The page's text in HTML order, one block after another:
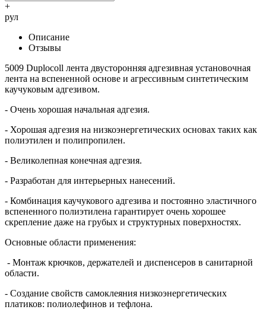
+
рул
Описание
Отзывы
5009 Duplocoll лента двусторонняя адгезивная установочная
лента на вспененной основе и агрессивным синтетическим
каучуковым адгезивом.
- Очень хорошая начальная адгезия.
- Хорошая адгезия на низкоэнергетических основах таких как
полиэтилен и полипропилен.
- Великолепная конечная адгезия.
- Разработан для интерьерных нанесений.
- Комбинация каучукового адгезива и постоянно эластичного
вспененного полиэтилена гарантирует очень хорошее
скрепление даже на грубых и структурных поверхностях.
Основные области применения:
- Монтаж крючков, держателей и диспенсеров в санитарной
области.
- Создание свойств самоклеяния низкоэнергетических
платиков: полиолефинов и тефлона.